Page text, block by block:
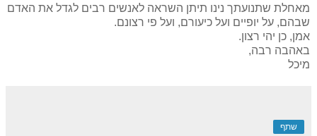
מאחלת שתנועתך נינו תיתן השראה לאנשים רבים לגדל את האדם
שבהם, על יופיים ועל כיעורם, ועל פי רצונם.
אמן, כן יהי רצון.
באהבה רבה,
מיכל
שתף